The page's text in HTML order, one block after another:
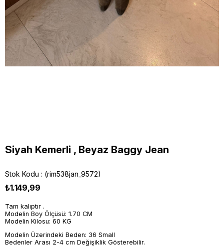
Siyah Kemerli , Beyaz Baggy Jean
Stok Kodu (rim538jan_9572)
₺1.149,99
Tam kalıptır .
Modelin Boy Ölçüsü: 1.70 CM
Modelin Kilosu: 60 KG
Modelin Üzerindeki Beden: 36 Small
Bedenler Arası 2-4 cm Değişiklik Gösterebilir.